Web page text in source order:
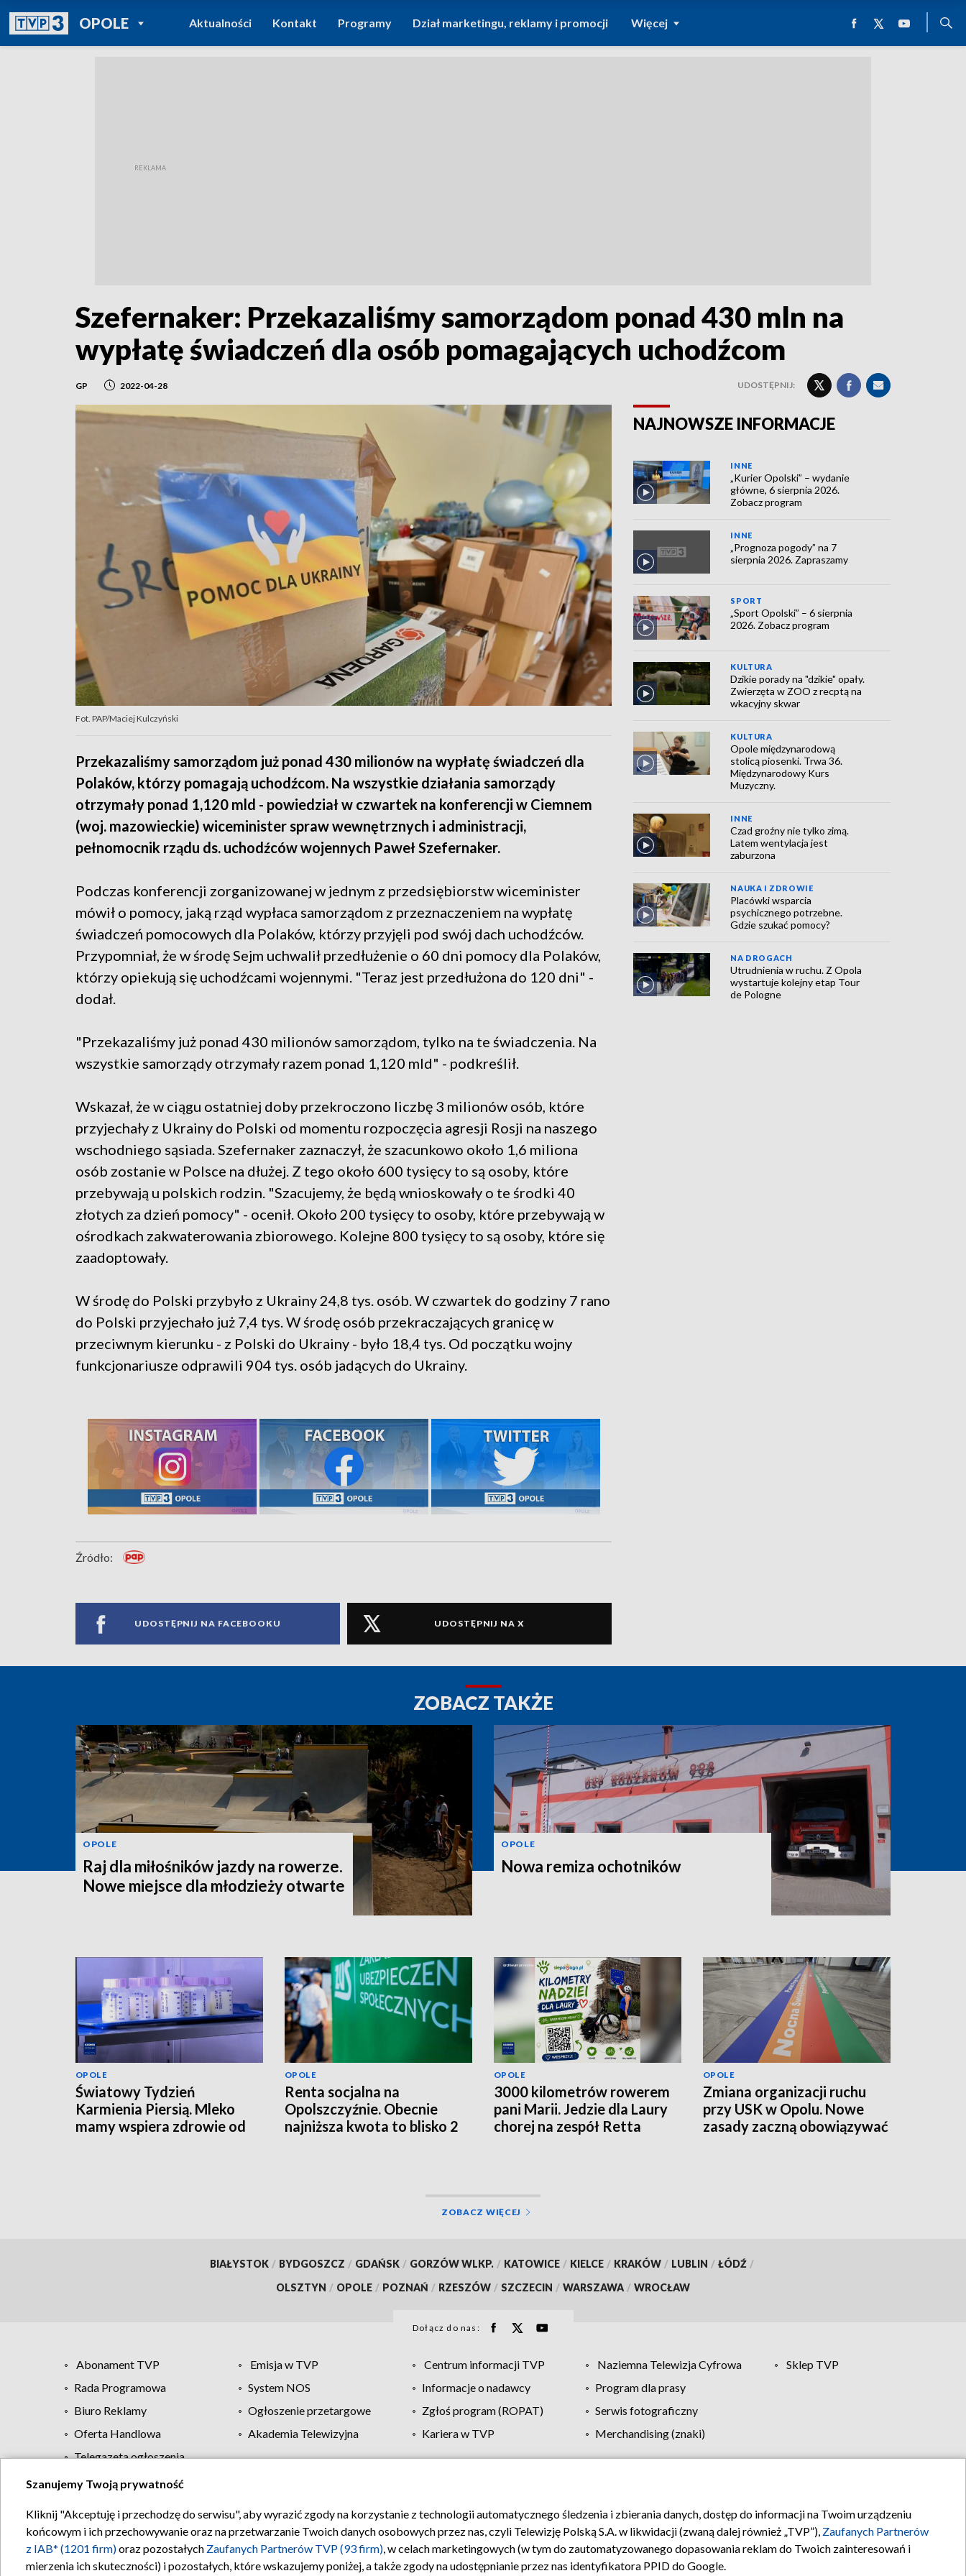
OPOLEPOWRÓT DO
TVP REGIONY
Aktualności Kontakt Programy Dział marketingu, reklamy i promocji Więcej
Szefernaker: Przekazaliśmy samorządom ponad 430 mln na
wypłatę świadczeń dla osób pomagających uchodźcom
GP 2022-04-28 UDOSTĘPNIJ:
Fot. PAP/Maciej Kulczyński
Przekazaliśmy samorządom już ponad 430 milionów na wypłatę świadczeń dla
Polaków, którzy pomagają uchodźcom. Na wszystkie działania samorządy
otrzymały ponad 1,120 mld - powiedział w czwartek na konferencji w Ciemnem
(woj. mazowieckie) wiceminister spraw wewnętrznych i administracji,
pełnomocnik rządu ds. uchodźców wojennych Paweł Szefernaker.
Podczas konferencji zorganizowanej w jednym z przedsiębiorstw wiceminister
mówił o pomocy, jaką rząd wypłaca samorządom z przeznaczeniem na wypłatę
świadczeń pomocowych dla Polaków, którzy przyjęli pod swój dach uchodźców.
Przypomniał, że w środę Sejm uchwalił przedłużenie o 60 dni pomocy dla Polaków,
którzy opiekują się uchodźcami wojennymi. "Teraz jest przedłużona do 120 dni" -
dodał.
"Przekazaliśmy już ponad 430 milionów samorządom, tylko na te świadczenia. Na
wszystkie samorządy otrzymały razem ponad 1,120 mld" - podkreślił.
Wskazał, że w ciągu ostatniej doby przekroczono liczbę 3 milionów osób, które
przyjechały z Ukrainy do Polski od momentu rozpoczęcia agresji Rosji na naszego
wschodniego sąsiada. Szefernaker zaznaczył, że szacunkowo około 1,6 miliona
osób zostanie w Polsce na dłużej. Z tego około 600 tysięcy to są osoby, które
przebywają u polskich rodzin. "Szacujemy, że będą wnioskowały o te środki 40
złotych za dzień pomocy" - ocenił. Około 200 tysięcy to osoby, które przebywają w
ośrodkach zakwaterowania zbiorowego. Kolejne 800 tysięcy to są osoby, które się
zaadoptowały.
W środę do Polski przybyło z Ukrainy 24,8 tys. osób. W czwartek do godziny 7 rano
do Polski przyjechało już 7,4 tys. W środę osób przekraczających granicę w
przeciwnym kierunku - z Polski do Ukrainy - było 18,4 tys. Od początku wojny
funkcjonariusze odprawili 904 tys. osób jadących do Ukrainy.
Źródło:
UDOSTĘPNIJ NA FACEBOOKU UDOSTĘPNIJ NA X
NAJNOWSZE INFORMACJE
INNE
„Kurier Opolski” – wydanie
główne, 6 sierpnia 2026.
Zobacz program
INNE
„Prognoza pogody” na 7
sierpnia 2026. Zapraszamy
SPORT
„Sport Opolski” – 6 sierpnia
2026. Zobacz program
KULTURA
Dzikie porady na "dzikie" opały.
Zwierzęta w ZOO z recptą na
wkacyjny skwar
KULTURA
Opole międzynarodową
stolicą piosenki. Trwa 36.
Międzynarodowy Kurs
Muzyczny.
INNE
Czad groźny nie tylko zimą.
Latem wentylacja jest
zaburzona
NAUKA I ZDROWIE
Placówki wsparcia
psychicznego potrzebne.
Gdzie szukać pomocy?
NA DROGACH
Utrudnienia w ruchu. Z Opola
wystartuje kolejny etap Tour
de Pologne
ZOBACZ TAKŻE
OPOLE
Raj dla miłośników jazdy na rowerze.
Nowe miejsce dla młodzieży otwarte
OPOLE
Nowa remiza ochotników
OPOLE
Światowy Tydzień
Karmienia Piersią. Mleko
mamy wspiera zdrowie od
OPOLE
Renta socjalna na
Opolszczyźnie. Obecnie
najniższa kwota to blisko 2
OPOLE
3000 kilometrów rowerem
pani Marii. Jedzie dla Laury
chorej na zespół Retta
OPOLE
Zmiana organizacji ruchu
przy USK w Opolu. Nowe
zasady zaczną obowiązywać
ZOBACZ WIĘCEJ
BIAŁYSTOK / BYDGOSZCZ / GDAŃSK / GORZÓW WLKP. / KATOWICE / KIELCE / KRAKÓW / LUBLIN / ŁÓDŹ /
OLSZTYN / OPOLE / POZNAŃ / RZESZÓW / SZCZECIN / WARSZAWA / WROCŁAW
Dołącz do nas:
Abonament TVP Emisja w TVP Centrum informacji TVP Naziemna Telewizja Cyfrowa
Sklep TVP
Rada Programowa
System NOS Informacje o nadawcy
Program dla prasy
Biuro Reklamy
Ogłoszenie przetargowe Zgłoś program (ROPAT)
Serwis fotograficzny
Oferta Handlowa
Akademia Telewizyjna Kariera w TVP
Merchandising (znaki)
Telegazeta ogłoszenia
Regulamin TVP Polityka prywatności Moje zgody Pomoc Biuro reklamy Kontakt
Szanujemy Twoją prywatność
Kliknij "Akceptuję i przechodzę do serwisu", aby wyrazić zgody na korzystanie z technologii automatycznego śledzenia i zbierania danych, dostęp do informacji na Twoim urządzeniu
końcowym i ich przechowywanie oraz na przetwarzanie Twoich danych osobowych przez nas, czyli Telewizję Polską S.A. w likwidacji (zwaną dalej również „TVP”), Zaufanych Partnerów
z IAB* (1201 firm)oraz pozostałych Zaufanych Partnerów TVP (93 firm), w celach marketingowych (w tym do zautomatyzowanego dopasowania reklam do Twoich zainteresowań i
mierzenia ich skuteczności) i pozostałych, które wskazujemy poniżej, a także zgody na udostępnianie przez nas identyfikatora PPID do Google.